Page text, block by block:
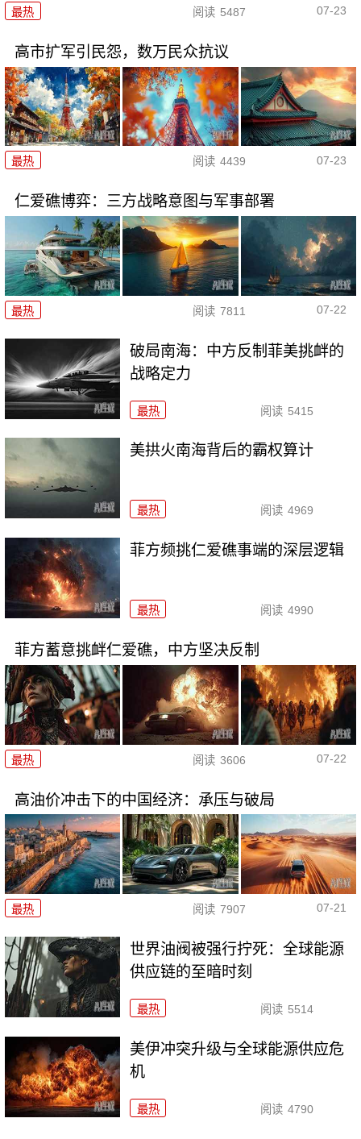
最热 阅读 5487 07-23
高市扩军引民怨，数万民众抗议
最热 阅读 4439 07-23
仁爱礁博弈：三方战略意图与军事部署
最热 阅读 7811 07-22
破局南海：中方反制菲美挑衅的
战略定力
最热 阅读 5415
美拱火南海背后的霸权算计
最热 阅读 4969
菲方频挑仁爱礁事端的深层逻辑
最热 阅读 4990
菲方蓄意挑衅仁爱礁，中方坚决反制
最热 阅读 3606 07-22
高油价冲击下的中国经济：承压与破局
最热 阅读 7907 07-21
世界油阀被强行拧死：全球能源
供应链的至暗时刻
最热 阅读 5514
美伊冲突升级与全球能源供应危
机
最热 阅读 4790